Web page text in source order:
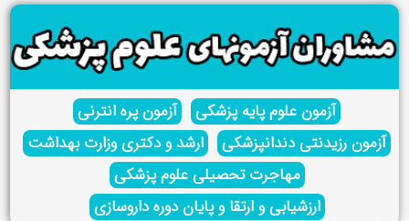
آزمون علوم پایه پزشکی
آزمون پره انترنی
آزمون رزیدنتی دندانپزشکی
ارشد و دکتری وزارت بهداشت
مهاجرت تحصیلی علوم پزشکی
ارزشیابی و ارتقا و پایان دوره داروسازی